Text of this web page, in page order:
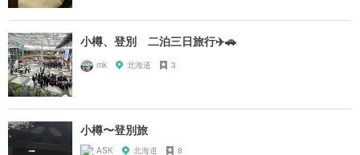
小樽、登別 二泊三日旅行✈️🚗
mk 北海道 3
小樽〜登別旅
ASK 北海道 8